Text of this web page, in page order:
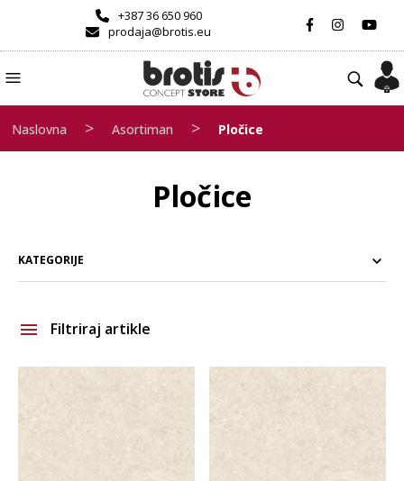
+387 36 650 960
prodaja@brotis.eu
Naslovna > Asortiman > Pločice
Pločice
KATEGORIJE
Filtriraj artikle
Brand
Debljina